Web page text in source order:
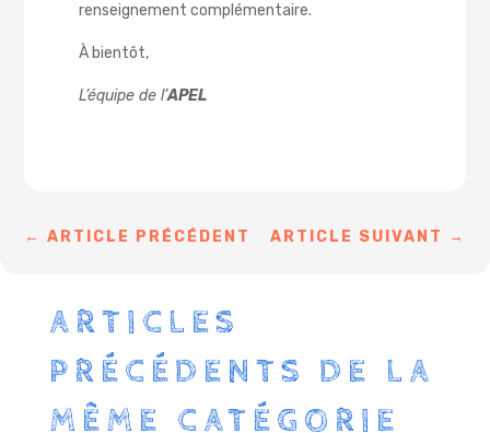
renseignement complémentaire.
À bientôt,
L’équipe de l’APEL
←ARTICLE PRÉCÉDENT ARTICLE SUIVANT →
ARTICLES
PRÉCÉDENTS DE LA
MÊME CATÉGORIE